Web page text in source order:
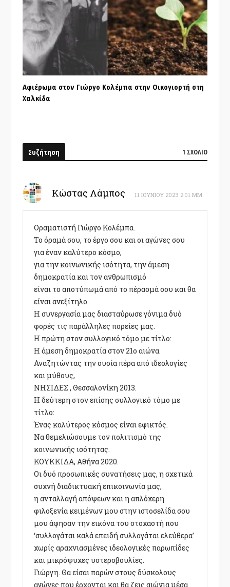
Αφιέρωμα στον Γιώργο Κολέμπα στην Οικογιορτή στη
Χαλκίδα
Συζήτηση 1 ΣΧΌΛΙΟ
Κώστας Λάμπος 11 ΙΟΥΝΊΟΥ 2023 2:01 ΜΜ
Οραματιστή Γιώργο Κολέμπα.
Το όραμά σου, το έργο σου και οι αγώνες σου
για έναν καλύτερο κόσμο,
για την κοινωνικής ισότητα, την άμεση
δημοκρατία και τον ανθρωπισμό
είναι το αποτύπωμά από το πέρασμά σου και θα
είναι ανεξίτηλο.
Η συνεργασία μας διασταύρωσε γόνιμα δυό
φορές τις παράλληλες πορείες μας.
Η πρώτη στον συλλογικό τόμο με τίτλο:
Η άμεση δημοκρατία στον 21ο αιώνα.
Αναζητώντας την ουσία πέρα από ιδεολογίες
και μύθους,
ΝΗΣΙΔΕΣ , Θεσσαλονίκη 2013.
Η δεύτερη στον επίσης συλλογικό τόμο με
τίτλο:
Ένας καλύτερος κόσμος είναι εφικτός.
Να θεμελιώσουμε τον πολιτισμό της
κοινωνικής ισότητας.
ΚΟΥΚΚΙΔΑ, Αθήνα 2020.
Οι δυό προσωπικές συνατήσεις μας, η σχετικά
συχνή διαδικτυακή επικοινωνία μας,
η ανταλλαγή απόψεων και η απλόχερη
φιλοξενία κειμένων μου στην ιστοσελίδα σου
μου άφησαν την εικόνα του στοχαστή που
‘συλλογάται καλά επειδή συλλογάται ελεύθερα’
χωρίς αραχνιασμένες ιδεολογικές παρωπίδες
και μικρόψυχες υστεροβουλίες.
Γιώργη. Θα είσαι παρών στους δύσκολους
αγώνες που έρχονται και θα ζεις αιώνια μέσα